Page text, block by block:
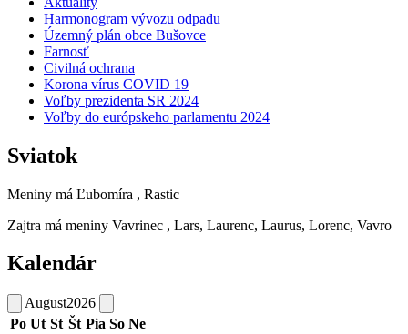
Harmonogram vývozu odpadu
Územný plán obce Bušovce
Farnosť
Civilná ochrana
Korona vírus COVID 19
Voľby prezidenta SR 2024
Voľby do európskeho parlamentu 2024
Sviatok
Meniny má Ľubomíra , Rastic
Zajtra má meniny Vavrinec , Lars, Laurenc, Laurus, Lorenc, Vavro
Kalendár
August2026
Po Ut St Št Pia So Ne